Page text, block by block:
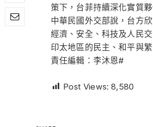
策下，台菲持續深化實質
中華民國外交部說，台方
經濟、安全、科技及人民
印太地區的民主、和平與繁
責任編輯：李沐恩#
Post Views: 8,580